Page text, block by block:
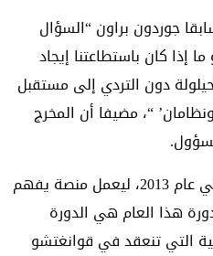
جوردون براون “السؤال
إذا كان باستطاعتنا إيجاد
دون التردي إلى مستقبل
“، مضيفا أن المخرج
وانطلق مؤتمر “فهم الصين” في عام 2013، ليعمل منصة يفهم
هذا العام هي الدورة
التي تنعقد في قوانغتشو